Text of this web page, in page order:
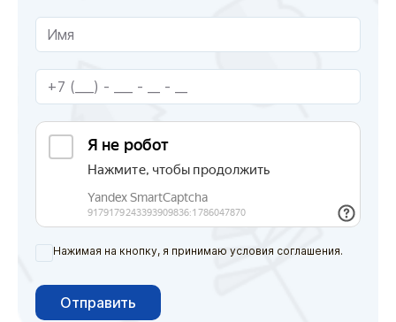
Нажимая на кнопку, я принимаю условия соглашения.
Отправить